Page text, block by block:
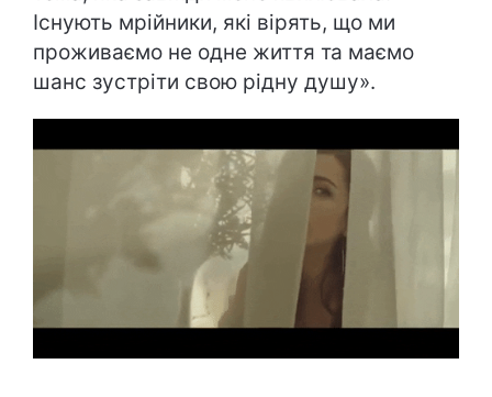
Існують мрійники, які вірять, що ми
проживаємо не одне життя та маємо
шанс зустріти свою рідну душу».